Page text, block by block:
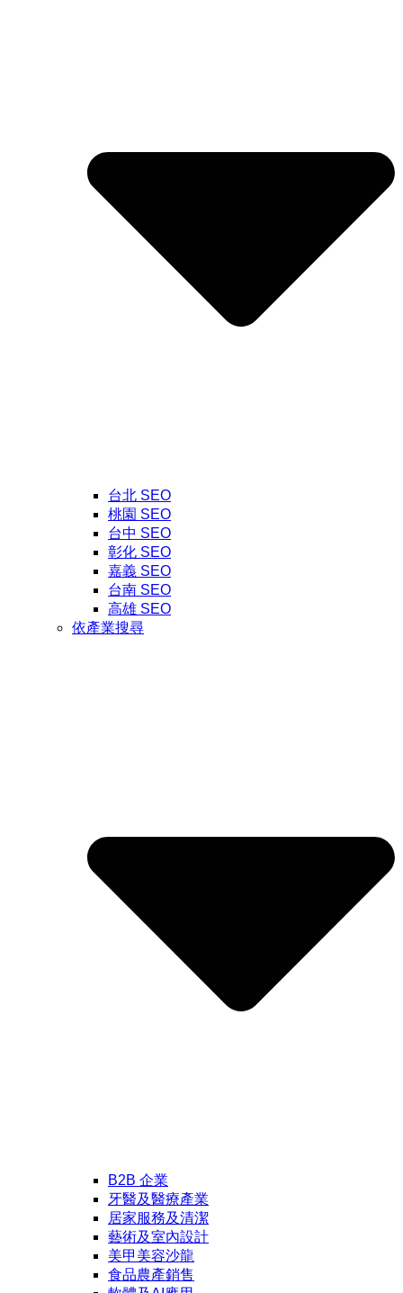
台北 SEO
桃園 SEO
台中 SEO
彰化 SEO
嘉義 SEO
台南 SEO
高雄 SEO
依產業搜尋
B2B 企業
牙醫及醫療產業
居家服務及清潔
藝術及室內設計
美甲美容沙龍
食品農產銷售